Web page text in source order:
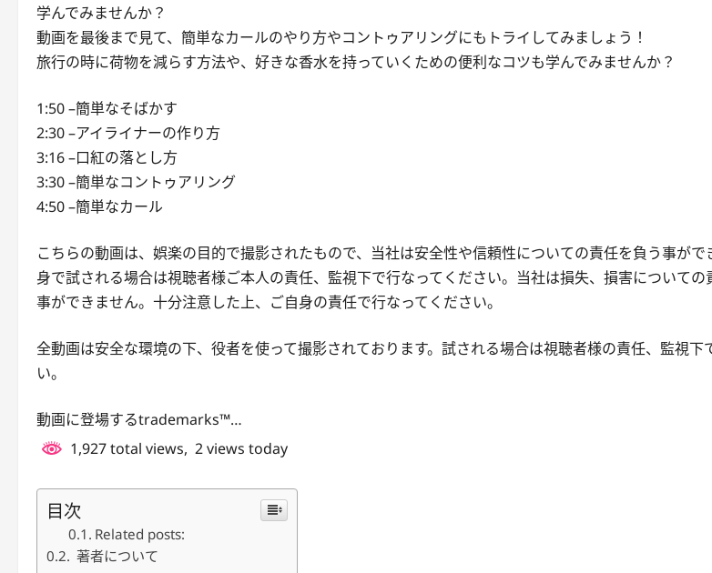
学んでみませんか？
動画を最後まで見て、簡単なカールのやり方やコントゥアリングにもトライしてみましょう！
旅行の時に荷物を減らす方法や、好きな香水を持っていくための便利なコツも学んでみませんか？
1:50 –簡単なそばかす
2:30 –アイライナーの作り方
3:16 –口紅の落とし方
3:30 –簡単なコントゥアリング
4:50 –簡単なカール
こちらの動画は、娯楽の目的で撮影されたもので、当社は安全性や信頼性についての責任を負う事がで
身で試される場合は視聴者様ご本人の責任、監視下で行なってください。当社は損失、損害についての
事ができません。十分注意した上、ご自身の責任で行なってください。
全動画は安全な環境の下、役者を使って撮影されております。試される場合は視聴者様の責任、監視下
い。
動画に登場するtrademarks™…
1,927 total views, 2 views today
目次
Related posts:
著者について